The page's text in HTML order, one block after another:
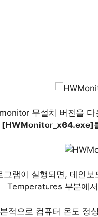
무설치 버전을 다
[HWMonitor_x64.exe]
램이 실행되면, 메인보
Temperatures 부분에
적으로 컴퓨터 온도 정